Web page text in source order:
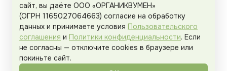
Пользовательское соглашение
Organicwoman.ru . Все права защищены.
сайт, вы даёте ООО «ОРГАНИКВУМЕН»
(ОГРН 1165027064663) согласие на обработку
данных и принимаете условия Пользовательского
соглашения и Политики конфиденциальности. Если
не согласны — отключите cookies в браузере или
покиньте сайт.